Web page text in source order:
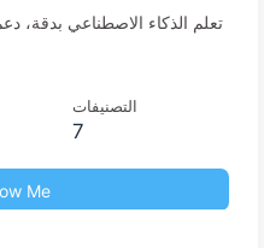
تعلم الذكاء الاصطناعي بدقة،
التصنيفات
7
Me